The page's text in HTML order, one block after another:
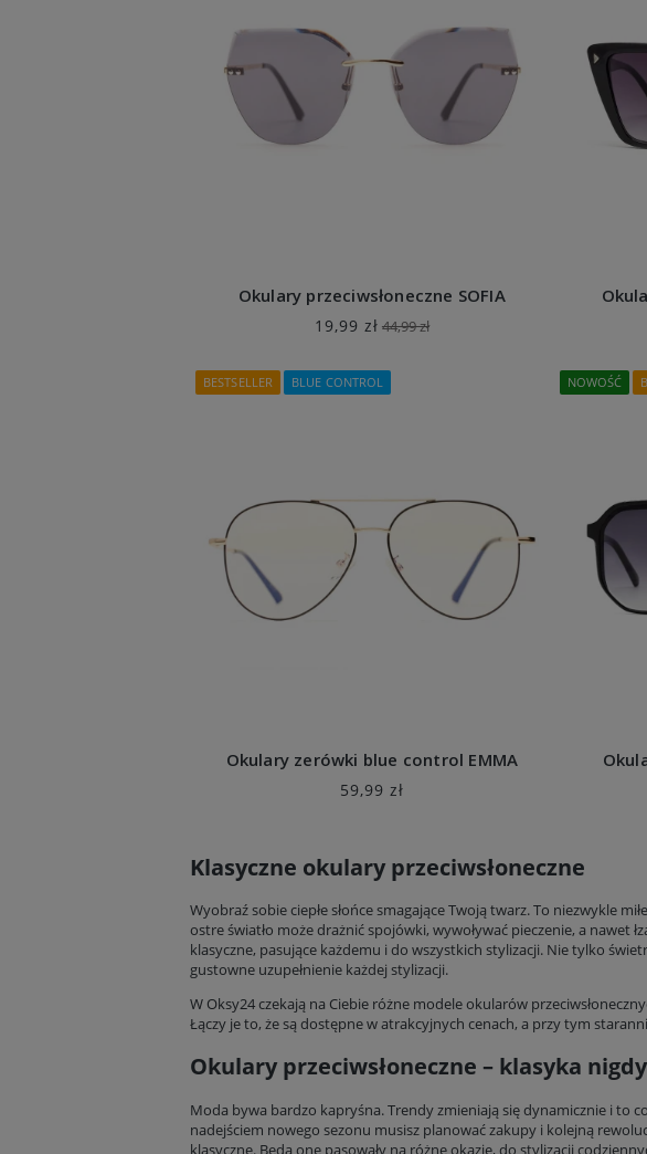
Okulary przeciwsłoneczne SOFIA
19,99 zł 44,99 zł
Okulary zerówki blue control EMMA
59,99 zł
BESTSELLER BLUE CONTROL NOWOŚĆ
Klasyczne okulary przeciwsłoneczne
Wyobraź sobie ciepłe słońce smagające Twoją twarz. To niezwykle
ostre światło może drażnić spojówki, wywoływać pieczenie, a nawet
klasyczne, pasujące każdemu i do wszystkich stylizacji. Nie tylko
gustowne uzupełnienie każdej stylizacji.
W Oksy24 czekają na Ciebie różne modele okularów
Łączy je to, że są dostępne w atrakcyjnych cenach, a przy tym
Okulary przeciwsłoneczne – klasyka
Moda bywa bardzo kapryśna. Trendy zmieniają się dynamicznie i to
nadejściem nowego sezonu musisz planować zakupy i kolejną
klasyczne. Będą one pasowały na różne okazje, do stylizacji